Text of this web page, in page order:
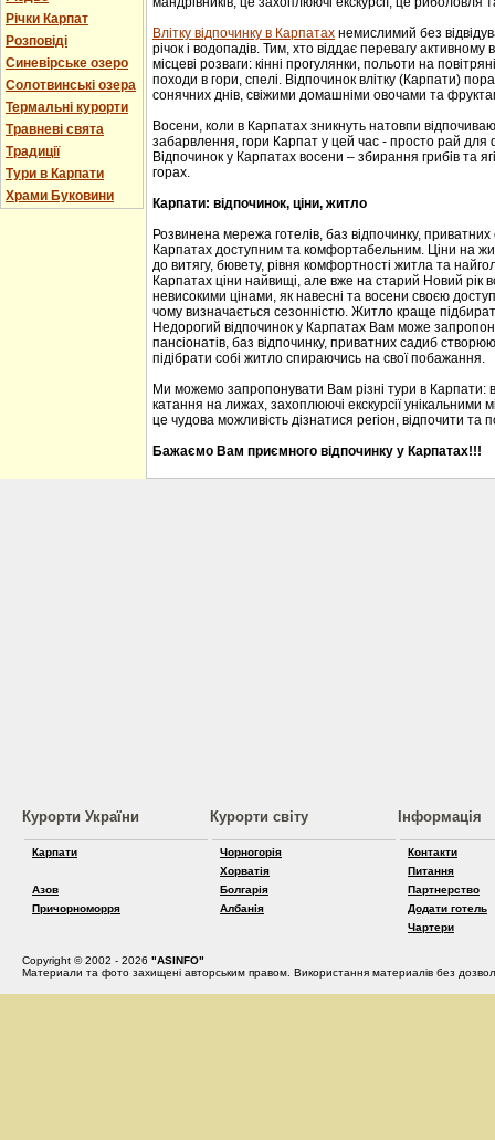
Річки Карпат
Розповіді
Синевірське озеро
Солотвинські озера
Термальні курорти
Травневі свята
Традиції
Тури в Карпати
Храми Буковини
Влітку відпочинку в Карпатах немислимий без
річок і водопадів. Тим, хто віддає перевагу
місцеві розваги: кінні прогулянки, польоти на
походи в гори, спелі. Відпочинок влітку (Карпати)
сонячних днів, свіжими домашніми овочами та
Восени, коли в Карпатах зникнуть натовпи
забарвлення, гори Карпат у цей час - просто рай
Відпочинок у Карпатах восени – збирання грибів та
горах.
Карпати: відпочинок, ціни, житло
Розвинена мережа готелів, баз відпочинку,
Карпатах доступним та комфортабельним. Ціни на
до витягу, бювету, рівня комфортності житла та
Карпатах ціни найвищі, але вже на старий Новий рік
невисокими цінами, як навесні та восени своєю
чому визначається сезонністю. Житло краще
Недорогий відпочинок у Карпатах Вам може
пансіонатів, баз відпочинку, приватних садиб
підібрати собі житло спираючись на свої побажання.
Ми можемо запропонувати Вам різні тури в Карпати:
катання на лижах, захоплюючі екскурсії
це чудова можливість дізнатися регіон, відпочити та
Бажаємо Вам приємного відпочинку у Карпатах!!!
Курорти України
Карпати
Азов
Причорноморря
Курорти світу
Чорногорія
Хорватія
Болгарія
Албанія
Інформація
Контакти
Питання
Партнерство
Додати готель
Чартери
Copyright © 2002 - 2026 "ASINFO"
Материали та фото захищені авторським правом. Використання материалів без